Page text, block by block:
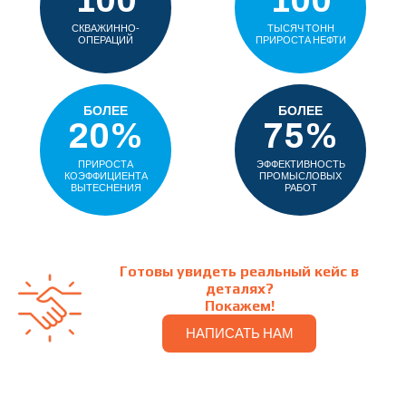
СКВАЖИННО-
ОПЕРАЦИЙ
ТЫСЯЧ ТОНН
ПРИРОСТА НЕФТИ
БОЛЕЕ
20%
ПРИРОСТА
КОЭФФИЦИЕНТА
ВЫТЕСНЕНИЯ
БОЛЕЕ
75%
ЭФФЕКТИВНОСТЬ
ПРОМЫСЛОВЫХ
РАБОТ
Готовы увидеть реальный кейс в
деталях?
Покажем!
НАПИСАТЬ НАМ